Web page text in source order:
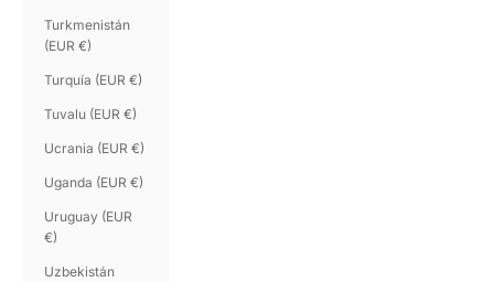
Turkmenistán
(EUR €)
Turquía (EUR €)
Tuvalu (EUR €)
Ucrania (EUR €)
Uganda (EUR €)
Uruguay (EUR
€)
Uzbekistán